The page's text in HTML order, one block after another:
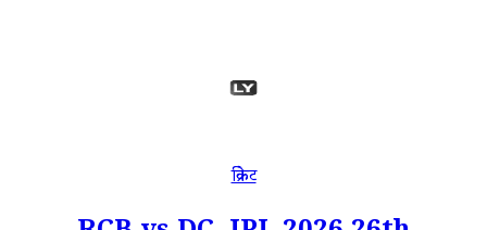
क्रिकेट